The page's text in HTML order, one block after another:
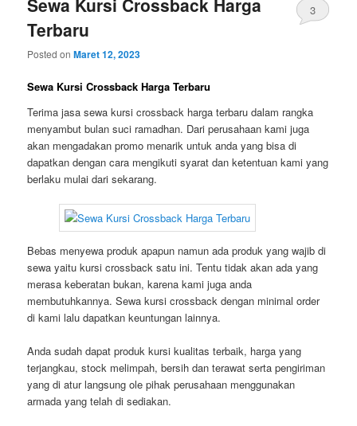
Terbaru
Posted onMaret 12, 2023
3
Sewa Kursi Crossback Harga Terbaru
Terima jasa sewa kursi crossback harga terbaru dalam rangka
menyambut bulan suci ramadhan. Dari perusahaan kami juga
akan mengadakan promo menarik untuk anda yang bisa di
dapatkan dengan cara mengikuti syarat dan ketentuan kami yang
berlaku mulai dari sekarang.
Bebas menyewa produk apapun namun ada produk yang wajib di
sewa yaitu kursi crossback satu ini. Tentu tidak akan ada yang
merasa keberatan bukan, karena kami juga anda
membutuhkannya. Sewa kursi crossback dengan minimal order
di kami lalu dapatkan keuntungan lainnya.
Anda sudah dapat produk kursi kualitas terbaik, harga yang
terjangkau, stock melimpah, bersih dan terawat serta pengiriman
yang di atur langsung ole pihak perusahaan menggunakan
armada yang telah di sediakan.